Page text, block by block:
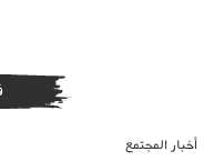
أخبار المجتمع